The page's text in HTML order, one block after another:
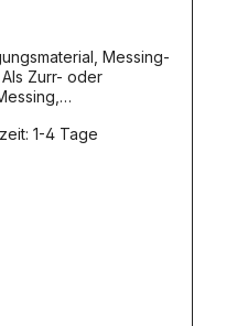
Messing-
Zurr- oder
Messing-Feinguss),
4x Mutter M1,6
1-4 Tage